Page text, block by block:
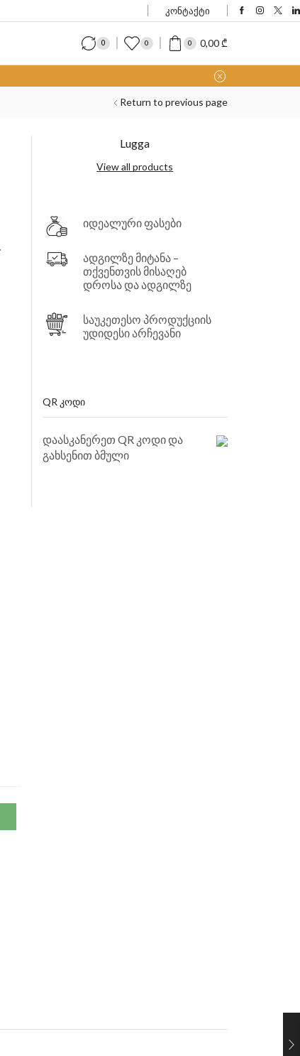
კონტაქტი
0 0 0 0,00 ₾
Return to previous page
Lugga
View all products
იდეალური ფასები
ადგილზე მიტანა –
თქვენთვის მისაღებ
დროსა და ადგილზე
საუკეთესო პროდუქციის
უდიდესი არჩევანი
QR ᲙᲝᲓᲘ
დაასკანერეთ QR კოდი და
გახსენით ბმული